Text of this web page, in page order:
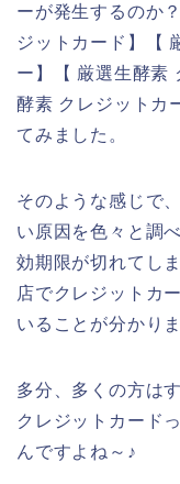
ーが発生するのか
ジットカード】【
ー】【 厳選生酵
酵素 クレジット
てみました。
そのような感じで
い原因を色々と調
効期限が切れてし
店でクレジットカ
いることが分かりま
多分、多くの方は
クレジットカード
んですよね～♪